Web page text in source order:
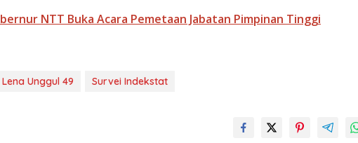
NTT Buka Acara Pemetaan Jabatan Pimpinan Tinggi
Unggul 49 Survei Indekstat